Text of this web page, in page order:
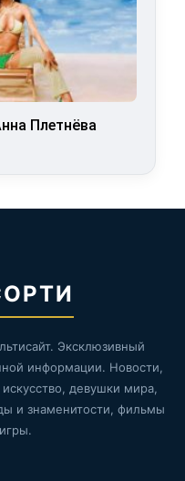
Плетнёва
Эксклюзивный
информации. Новости,
девушки мира,
и знаменитости, фильмы